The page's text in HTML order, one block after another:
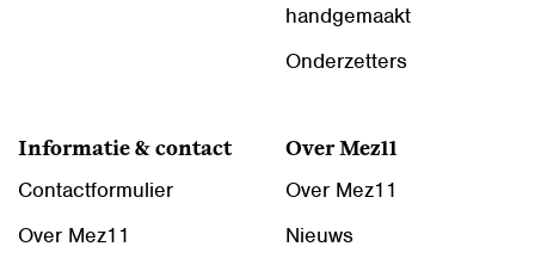
handgemaakt
Onderzetters
Informatie & contact
Contactformulier
Over Mez11
Over Mez11
Over Mez11
Nieuws